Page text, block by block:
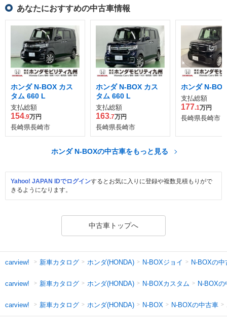
あなたにおすすめの中古車情報
ホンダ N-BOX カス
タム 660 L
支払総額
154.9万円
長崎県長崎市
ホンダ N-BOX カス
タム 660 L
支払総額
163.7万円
長崎県長崎市
ホンダ N-
支払総額
177.1万円
長崎県長崎市
ホンダ N-BOXの中古車をもっと見る
Yahoo! JAPAN IDでログインするとお気に入りに登録や複数見積もりがで
きるようになります。
中古車トップへ
carview! 新車カタログ ホンダ(HONDA) N-BOXジョイ N-BOXの中
carview! 新車カタログ ホンダ(HONDA) N-BOXカスタム N-BOXの
carview! 新車カタログ ホンダ(HONDA) N-BOX N-BOXの中古車